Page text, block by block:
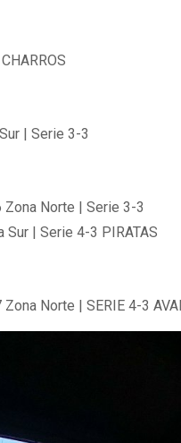
| Serie 3-3
Zona Norte | Serie 3-3
Sur | Serie 4-3 PIRATAS
Zona Norte | SERIE 4-3